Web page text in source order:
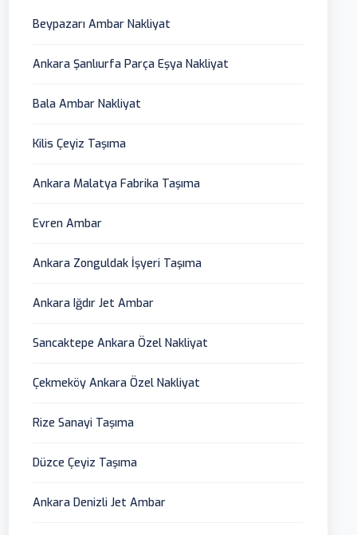
Beypazarı Ambar Nakliyat
Ankara Şanlıurfa Parça Eşya Nakliyat
Bala Ambar Nakliyat
Kilis Çeyiz Taşıma
Ankara Malatya Fabrika Taşıma
Evren Ambar
Ankara Zonguldak İşyeri Taşıma
Ankara Iğdır Jet Ambar
Sancaktepe Ankara Özel Nakliyat
Çekmeköy Ankara Özel Nakliyat
Rize Sanayi Taşıma
Düzce Çeyiz Taşıma
Ankara Denizli Jet Ambar